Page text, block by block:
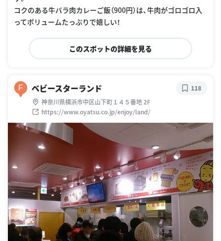
コクのある牛バラ肉カレーご飯（900円）は、牛肉がゴロゴロ入
ってボリュームたっぷりで嬉しい！
このスポットの詳細を見る
F ベビースターランド
神奈川県横浜市中区山下町１４５番地 2F
https://www.oyatsu.co.jp/enjoy/land/
118